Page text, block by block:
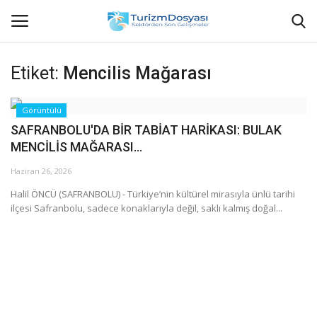
Anasayfa
Bize Ulaşın
Künye
Halil ÖNCÜ kimdir?
Etiket: Mencilis Mağarası
Görüntülü
SAFRANBOLU'DA BİR TABİAT HARİKASI: BULAK
MENCİLİS MAĞARASI...
Haziran 26, 2026
Halil ÖNCÜ (SAFRANBOLU) - Türkiye’nin kültürel mirasıyla ünlü tarihi
ilçesi Safranbolu, sadece konaklarıyla değil, saklı kalmış doğal...